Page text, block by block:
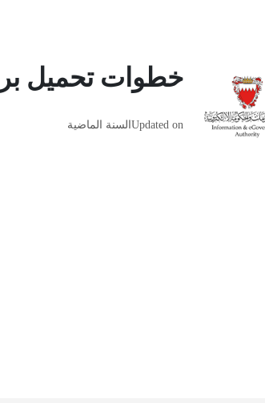
خطوات تحميل
Updated onالسنة الماضية